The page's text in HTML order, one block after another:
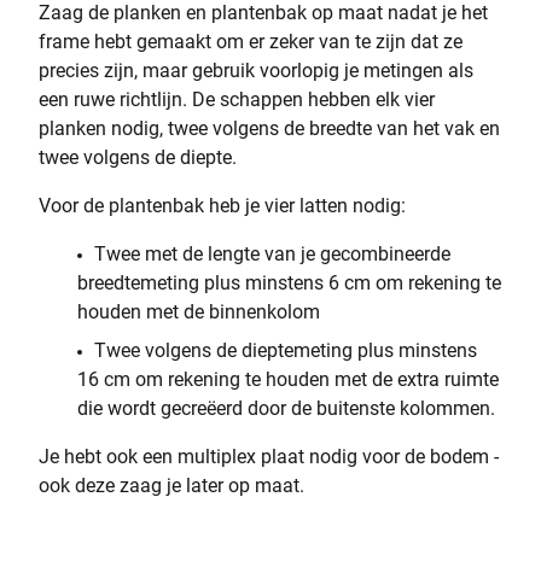
Zaag de planken en plantenbak op maat nadat je het
frame hebt gemaakt om er zeker van te zijn dat ze
precies zijn, maar gebruik voorlopig je metingen als
een ruwe richtlijn. De schappen hebben elk vier
planken nodig, twee volgens de breedte van het vak en
twee volgens de diepte.
Voor de plantenbak heb je vier latten nodig:
Twee met de lengte van je gecombineerde
breedtemeting plus minstens 6 cm om rekening te
houden met de binnenkolom
Twee volgens de dieptemeting plus minstens
16 cm om rekening te houden met de extra ruimte
die wordt gecreëerd door de buitenste kolommen.
Je hebt ook een multiplex plaat nodig voor de bodem -
ook deze zaag je later op maat.